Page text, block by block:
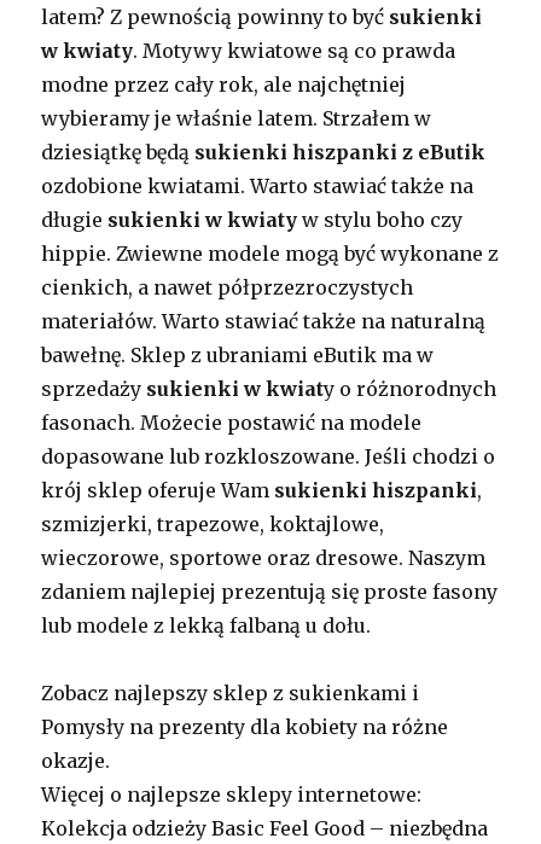
latem? Z pewnością powinny to być sukienki
w kwiaty. Motywy kwiatowe są co prawda
modne przez cały rok, ale najchętniej
wybieramy je właśnie latem. Strzałem w
dziesiątkę będą sukienki hiszpanki z eButik
ozdobione kwiatami. Warto stawiać także na
długie sukienki w kwiaty w stylu boho czy
hippie. Zwiewne modele mogą być wykonane z
cienkich, a nawet półprzezroczystych
materiałów. Warto stawiać także na naturalną
bawełnę. Sklep z ubraniami eButik ma w
sprzedaży sukienki w kwiaty o różnorodnych
fasonach. Możecie postawić na modele
dopasowane lub rozkloszowane. Jeśli chodzi o
krój sklep oferuje Wam sukienki hiszpanki,
szmizjerki, trapezowe, koktajlowe,
wieczorowe, sportowe oraz dresowe. Naszym
zdaniem najlepiej prezentują się proste fasony
lub modele z lekką falbaną u dołu.
Zobacz najlepszy sklep z sukienkami i
Pomysły na prezenty dla kobiety na różne
okazje.
Więcej o najlepsze sklepy internetowe:
Kolekcja odzieży Basic Feel Good – niezbędna